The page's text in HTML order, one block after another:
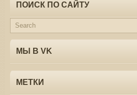
ПОИСК ПО САЙТУ
МЫ В VK
МЕТКИ